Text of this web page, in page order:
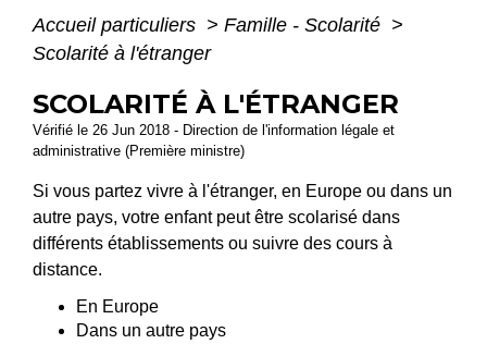
Accueil particuliers > Famille - Scolarité >
Scolarité à l'étranger
SCOLARITÉ À L'ÉTRANGER
Vérifié le 26 Jun 2018 - Direction de l'information légale et
administrative (Première ministre)
Si vous partez vivre à l'étranger, en Europe ou dans un
autre pays, votre enfant peut être scolarisé dans
différents établissements ou suivre des cours à
distance.
En Europe
Dans un autre pays